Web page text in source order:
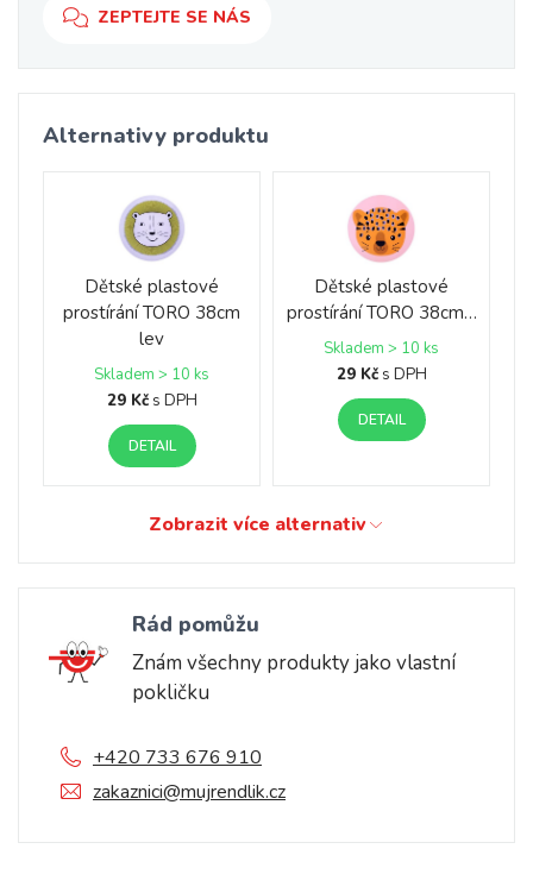
ZEPTEJTE SE NÁS
Alternativy produktu
Dětské plastové
prostírání TORO 38cm
lev
Skladem > 10 ks
29 Kčs DPH
DETAIL
Dětské plastové
prostírání TORO 38cm…
Skladem > 10 ks
29 Kčs DPH
DETAIL
Zobrazit více alternativ
Rád pomůžu
Znám všechny produkty jako vlastní
pokličku
+420 733 676 910
zakaznici@mujrendlik.cz